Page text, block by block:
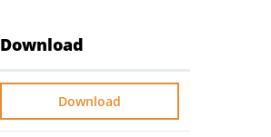
Download
Download